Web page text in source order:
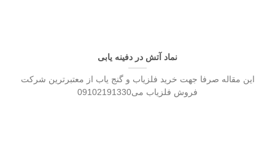
نماد آتش در دفینه یابی
این مقاله صرفا جهت خرید فلزیاب و گنج یاب از معتبرترین شرکت
فروش فلزیاب می09102191330